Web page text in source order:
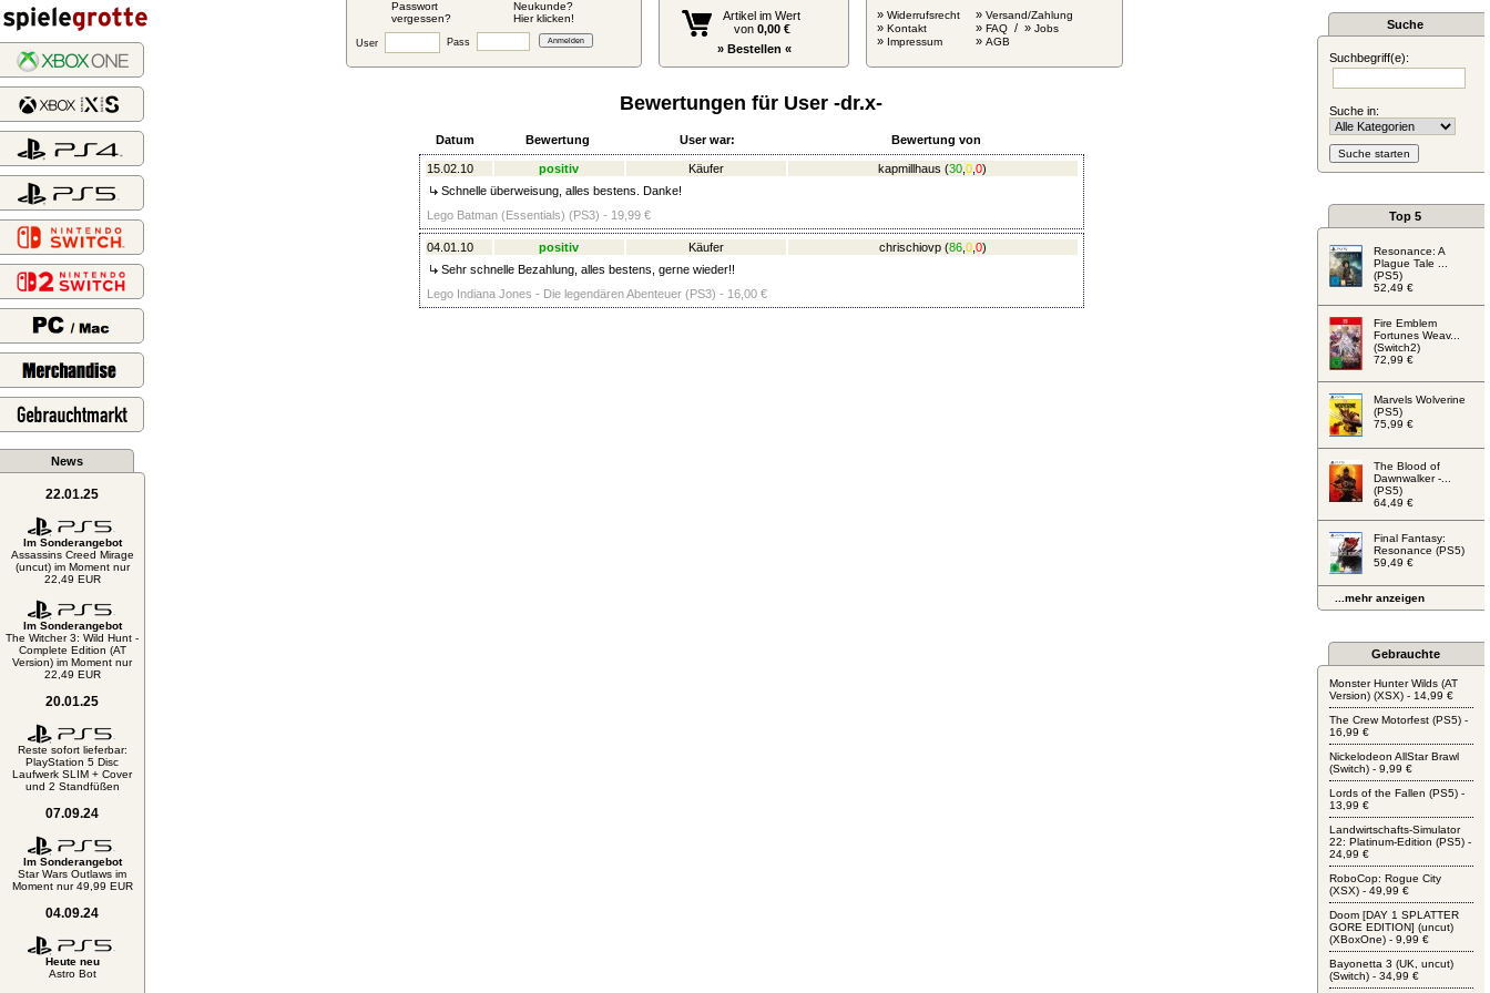
Passwort
vergessen?
Neukunde?
Hier klicken!
User Pass
Artikel im Wert
von 0,00 €
» Bestellen «
» Widerrufsrecht
» Kontakt
» Impressum
» Versand/Zahlung
» FAQ / » Jobs
» AGB
News
22.01.25
Im Sonderangebot
Assassins Creed Mirage
(uncut) im Moment nur
22,49 EUR
Im Sonderangebot
The Witcher 3: Wild Hunt -
Complete Edition (AT
Version) im Moment nur
22,49 EUR
20.01.25
Reste sofort lieferbar:
PlayStation 5 Disc
Laufwerk SLIM + Cover
und 2 Standfüßen
07.09.24
Im Sonderangebot
Star Wars Outlaws im
Moment nur 49,99 EUR
04.09.24
Heute neu
Astro Bot
Bewertungen für User -dr.x-
Datum Bewertung User war: Bewertung von
15.02.10 positiv Käufer kapmillhaus (30 0 0)
Schnelle überweisung, alles bestens. Danke!
Lego Batman (Essentials) (PS3) - 19,99 €
04.01.10 positiv Käufer chrischiovp (86, 0, 0)
Sehr schnelle Bezahlung, alles bestens, gerne wieder!!
Lego Indiana Jones - Die legendären Abenteuer (PS3) - 16,00 €
Suche
Suchbegriff(e):
Suche in:
Top 5
Resonance: A
Plague Tale ...
(PS5)
52,49 €
Fire Emblem
Fortunes Weav...
(Switch2)
72,99 €
Marvels Wolverine
(PS5)
75,99 €
The Blood of
Dawnwalker -...
(PS5)
64,49 €
Final Fantasy:
Resonance (PS5)
59,49 €
...mehr anzeigen
Gebrauchte
Monster Hunter Wilds (AT
Version) (XSX) - 14,99 €
The Crew Motorfest (PS5) -
16,99 €
Nickelodeon AllStar Brawl
(Switch) - 9,99 €
Lords of the Fallen (PS5) -
13,99 €
Landwirtschafts-Simulator
22: Platinum-Edition (PS5) -
24,99 €
RoboCop: Rogue City
(XSX) - 49,99 €
Doom [DAY 1 SPLATTER
GORE EDITION] (uncut)
(XBoxOne) - 9,99 €
Bayonetta 3 (UK, uncut)
(Switch) - 34,99 €